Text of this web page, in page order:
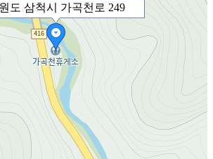
도 삼척시 가곡천로 249